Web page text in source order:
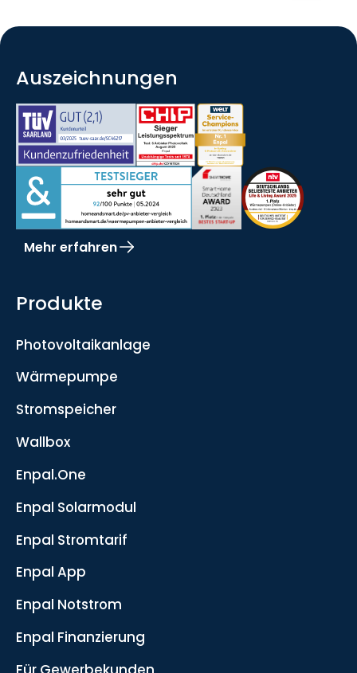
Auszeichnungen
Mehr erfahren
Produkte
Photovoltaikanlage
Wärmepumpe
Stromspeicher
Wallbox
Enpal.One
Enpal Solarmodul
Enpal Stromtarif
Enpal App
Enpal Notstrom
Enpal Finanzierung